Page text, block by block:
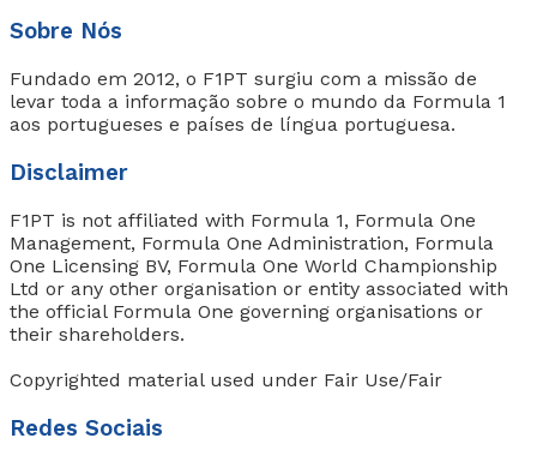
Sobre Nós
Fundado em 2012, o F1PT surgiu com a missão de
levar toda a informação sobre o mundo da Formula 1
aos portugueses e países de língua portuguesa.
Disclaimer
F1PT is not affiliated with Formula 1, Formula One
Management, Formula One Administration, Formula
One Licensing BV, Formula One World Championship
Ltd or any other organisation or entity associated with
the official Formula One governing organisations or
their shareholders.
Copyrighted material used under Fair Use/Fair
Redes Sociais